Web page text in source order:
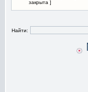
закрыта ]
Найти: